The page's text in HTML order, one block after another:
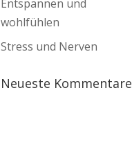
Entspannen und
wohlfühlen
Stress und Nerven
Neueste Kommentare